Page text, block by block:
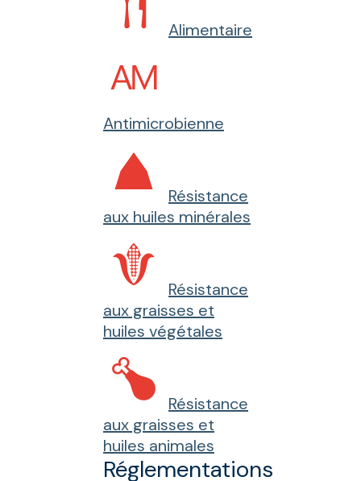
Alimentaire
Antimicrobienne
Résistance
aux huiles minérales
Résistance
aux graisses et
huiles végétales
Résistance
aux graisses et
huiles animales
Réglementations